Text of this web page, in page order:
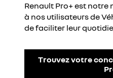
Renault Pro+ est
à nos utilisateurs de
de faciliter leur
Trouvez votre